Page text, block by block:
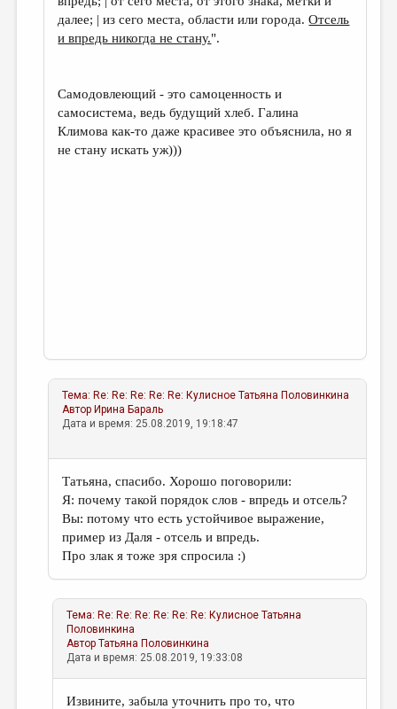
далее; | из сего места, области или города.Отсель
и впредь никогда не стану.".
Самодовлеющий - это самоценность и
самосистема, ведь будущий хлеб. Галина
Климова как-то даже красивее это объяснила, но я
не стану искать уж)))
Тема: Re: Re: Re: Re: Re: Кулисное Татьяна Половинкина
Автор Ирина Бараль
Дата и время: 25.08.2019, 19:18:47
Татьяна, спасибо. Хорошо поговорили:
Я: почему такой порядок слов - впредь и отсель?
Вы: потому что есть устойчивое выражение,
пример из Даля - отсель и впредь.
Про злак я тоже зря спросила :)
Тема: Re: Re: Re: Re: Re: Re: Кулисное Татьяна
Половинкина
АвторТатьяна Половинкина
Дата и время: 25.08.2019, 19:33:08
Извините, забыла уточнить про то, что